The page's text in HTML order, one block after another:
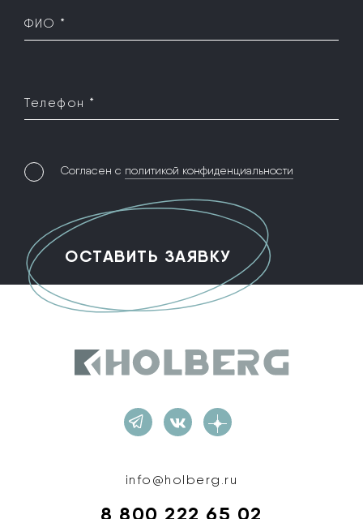
ФИО *
Телефон *
Согласен с политикой конфиденциальности
info@holberg.ru
8 800 222 65 02